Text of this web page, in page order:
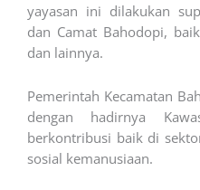
yayasan ini dilakukan
dan Camat Bahodopi,
dan lainnya.
Pemerintah Kecamatan
dengan hadirnya
berkontribusi baik di
sosial kemanusiaan.